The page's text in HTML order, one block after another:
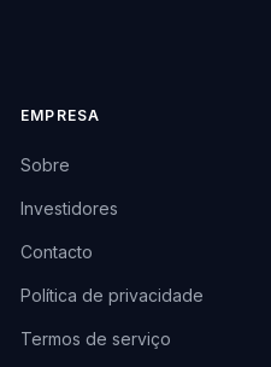
EMPRESA
Sobre
Investidores
Contacto
Política de privacidade
Termos de serviço